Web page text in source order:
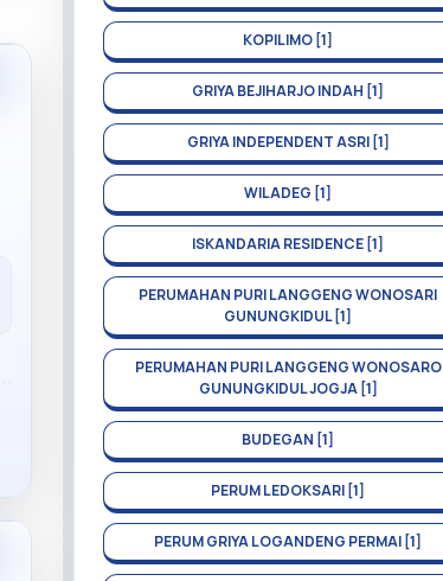
KOPILIMO [1]
GRIYA BEJIHARJO INDAH [1]
GRIYA INDEPENDENT ASRI [1]
WILADEG [1]
ISKANDARIA RESIDENCE [1]
PERUMAHAN PURI LANGGENG WONOSARI
GUNUNGKIDUL [1]
PERUMAHAN PURI LANGGENG WONOSARO
GUNUNGKIDUL JOGJA [1]
BUDEGAN [1]
PERUM LEDOKSARI [1]
PERUM GRIYA LOGANDENG PERMAI [1]